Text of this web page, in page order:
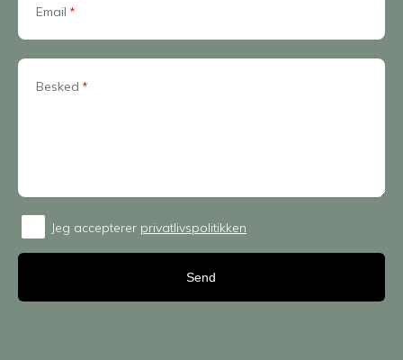
Email *
Besked *
Consent
Jeg accepterer privatlivspolitikken